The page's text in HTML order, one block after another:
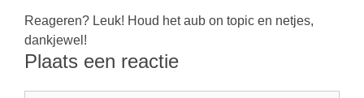
Reageren? Leuk! Houd het aub on topic en netjes,
dankjewel!
Plaats een reactie